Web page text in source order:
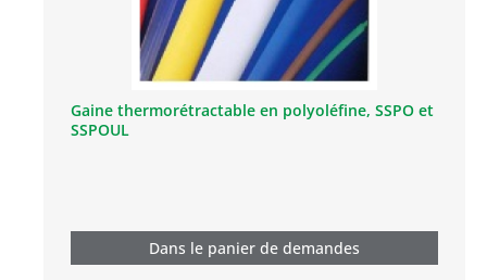
Gaine thermorétractable en polyoléfine, SSPO et
SSPOUL
Dans le panier de demandes